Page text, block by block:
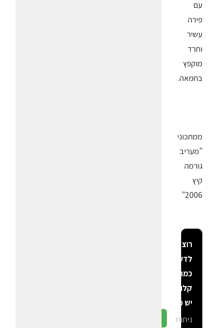
עם
פירה
עשיר
ותרד
מוקפץ
בחמאה.
ממתכוני
"מעריב
גורמה
קיץ
2006"
רוצה
לדעת
כמה
קלוריות
יש פה?
ניתוח